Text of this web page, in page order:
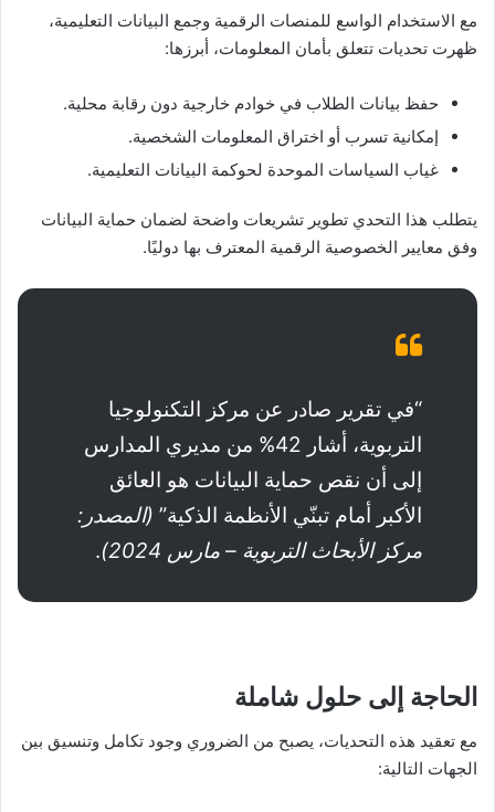
مع الاستخدام الواسع للمنصات الرقمية وجمع البيانات التعليمية،
ظهرت تحديات تتعلق بأمان المعلومات، أبرزها:
حفظ بيانات الطلاب في خوادم خارجية دون رقابة محلية.
إمكانية تسرب أو اختراق المعلومات الشخصية.
غياب السياسات الموحدة لحوكمة البيانات التعليمية.
يتطلب هذا التحدي تطوير تشريعات واضحة لضمان حماية البيانات
وفق معايير الخصوصية الرقمية المعترف بها دوليًا.
“في تقرير صادر عن مركز التكنولوجيا
التربوية، أشار 42% من مديري المدارس
إلى أن نقص حماية البيانات هو العائق
الأكبر أمام تبنّي الأنظمة الذكية” (المصدر:
مركز الأبحاث التربوية – مارس 2024)
.
الحاجة إلى حلول شاملة
مع تعقيد هذه التحديات، يصبح من الضروري وجود تكامل وتنسيق بين
الجهات التالية: